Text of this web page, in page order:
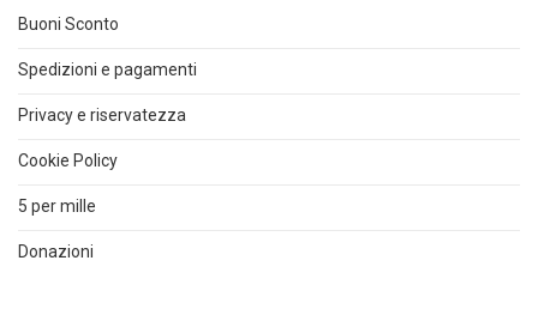
Buoni Sconto
Spedizioni e pagamenti
Privacy e riservatezza
Cookie Policy
5 per mille
Donazioni